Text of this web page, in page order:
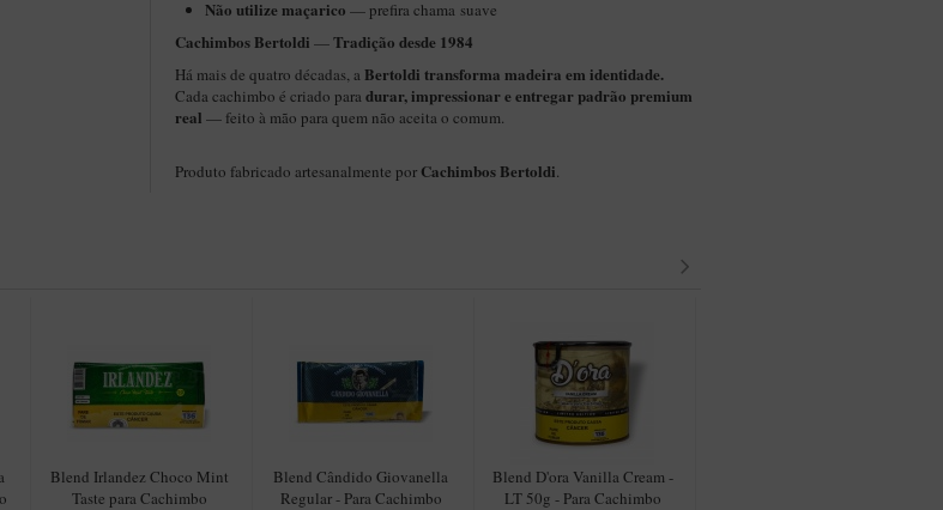
Não utilize maçarico — prefira chama suave
Cachimbos Bertoldi —Tradição desde 1984
Há mais de quatro décadas, a Bertoldi transforma madeira em identidade.
Cada cachimbo é criado para durar, impressionar e entregar padrão premium
real — feito à mão para quem não aceita o comum.
Produto fabricado artesanalmente por Cachimbos Bertoldi.
Blend Irlandez Choco Mint
Taste para Cachimbo
Blend Cândido Giovanella
Regular - Para Cachimbo
Blend D'ora Vanilla Cream -
LT 50g - Para Cachimbo